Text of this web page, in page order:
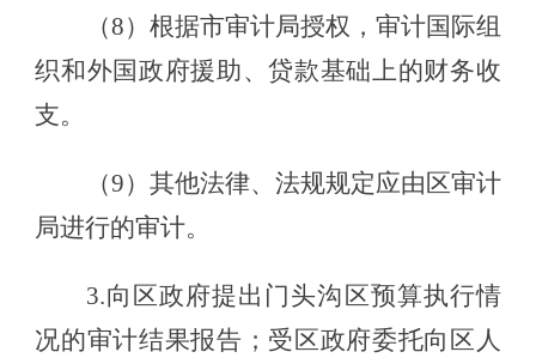
（8）根据市审计局授权，审计国际组
织和外国政府援助、贷款基础上的财务收
支。
（9）其他法律、法规规定应由区审计
局进行的审计。
3.向区政府提出门头沟区预算执行情
况的审计结果报告；受区政府委托向区人